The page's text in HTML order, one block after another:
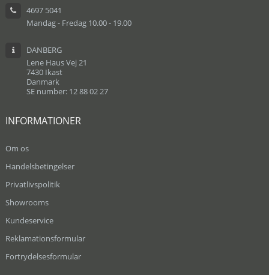
4697 5041
Mandag - Fredag 10.00 - 19.00
DANBERG
Lene Haus Vej 21
7430 Ikast
Danmark
SE number: 12 88 02 27
INFORMATIONER
Om os
Handelsbetingelser
Privatlivspolitik
Showrooms
Kundeservice
Reklamationsformular
Fortrydelsesformular